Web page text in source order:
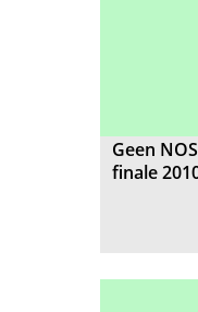
Geen
finale